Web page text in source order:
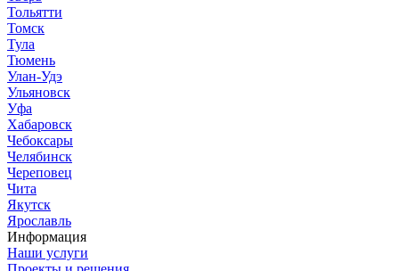
Тольятти
Томск
Тула
Тюмень
Улан-Удэ
Ульяновск
Уфа
Хабаровск
Чебоксары
Челябинск
Череповец
Чита
Якутск
Ярославль
Информация
Наши услуги